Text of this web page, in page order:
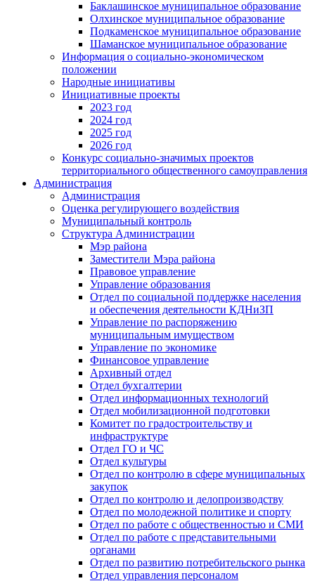
Баклашинское муниципальное образование
Олхинское муниципальное образование
Подкаменское муниципальное образование
Шаманское муниципальное образование
Информация о социально-экономическом
положении
Народные инициативы
Инициативные проекты
2023 год
2024 год
2025 год
2026 год
Конкурс социально-значимых проектов
территориального общественного самоуправления
Администрация
Администрация
Оценка регулирующего воздействия
Муниципальный контроль
Структура Администрации
Мэр района
Заместители Мэра района
Правовое управление
Управление образования
Отдел по социальной поддержке населения
и обеспечения деятельности КДНиЗП
Управление по распоряжению
муниципальным имуществом
Управление по экономике
Финансовое управление
Архивный отдел
Отдел бухгалтерии
Отдел информационных технологий
Отдел мобилизационной подготовки
Комитет по градостроительству и
инфраструктуре
Отдел ГО и ЧС
Отдел культуры
Отдел по контролю в сфере муниципальных
закупок
Отдел по контролю и делопроизводству
Отдел по молодежной политике и спорту
Отдел по работе с общественностью и СМИ
Отдел по работе с представительными
органами
Отдел по развитию потребительского рынка
Отдел управления персоналом